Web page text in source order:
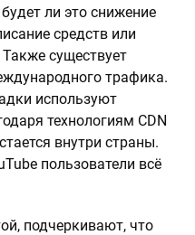
ли это снижение
средств или
существует
трафика.
используют
технологиям CDN
внутри страны.
пользователи всё
подчеркивают, что